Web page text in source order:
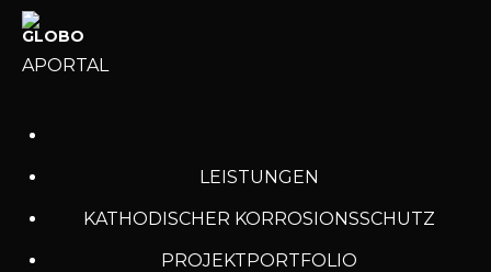
APORTAL
LEISTUNGEN
KATHODISCHER KORROSIONSSCHUTZ
PROJEKTPORTFOLIO